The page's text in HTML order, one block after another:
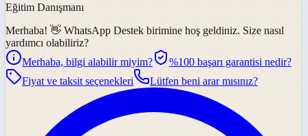
Eğitim Danışmanı
Merhaba! 👋 WhatsApp Destek birimine hoş geldiniz. Size nasıl
yardımcı olabiliriz?
Merhaba, bilgi alabilir miyim?
%100 başarı garantisi nedir?
Fiyat ve taksit seçenekleri
Lütfen beni arar mısınız?